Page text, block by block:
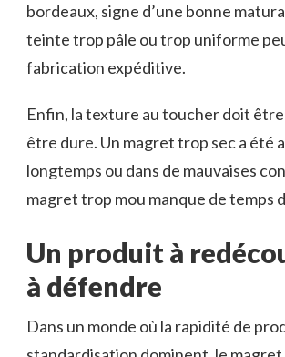
bordeaux, signe d’une bonne
teinte trop pâle ou trop uniforme
fabrication expéditive.
Enfin, la texture au toucher doit
être dure. Un magret trop sec a été
longtemps ou dans de mauvaises
magret trop mou manque de temps
Un produit à
à défendre
Dans un monde où la rapidité de